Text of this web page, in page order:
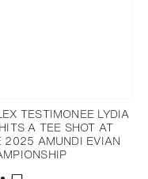
TESTIMONEE LYDIA
A TEE SHOT AT
2025 AMUNDI EVIAN